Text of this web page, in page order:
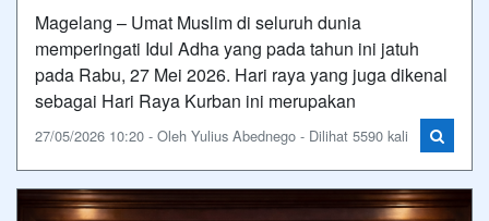
Magelang – Umat Muslim di seluruh dunia
memperingati Idul Adha yang pada tahun ini jatuh
pada Rabu, 27 Mei 2026. Hari raya yang juga dikenal
sebagai Hari Raya Kurban ini merupakan
27/05/2026 10:20 - Oleh Yulius Abednego - Dilihat 5590 kali